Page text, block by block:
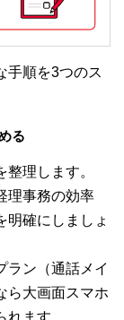
手順を3つのス
る
理します。
理事務の効率
明確にしましょ
ラン（通話メイ
ら大画面スマホ